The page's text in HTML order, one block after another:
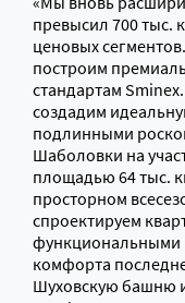
превысил 700 тыс.
ценовых
построим
стандартам
создадим
подлинными
Шаболовки на
площадью 64 тыс.
просторном
спроектируем
функциональными
комфорта
Шуховскую башню